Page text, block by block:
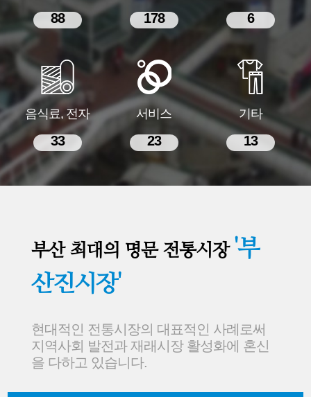
88 178 6
음식료, 전자
33
서비스
23
기타
13
부산 최대의 명문 전통시장 '부
산진시장'
현대적인 전통시장의 대표적인 사례로써
지역사회 발전과 재래시장 활성화에 혼신
을 다하고 있습니다.